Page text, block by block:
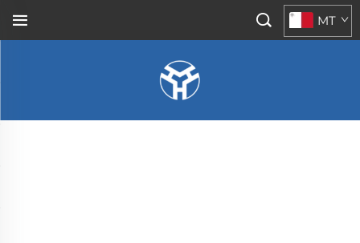
MT